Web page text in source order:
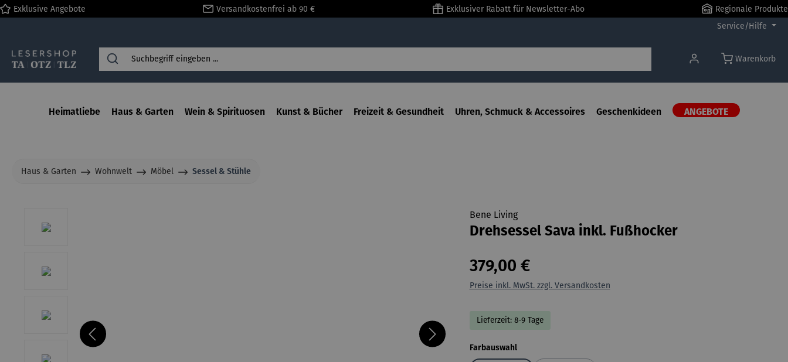
Zur Hauptnavigation springen
Exklusive Angebote Versandkostenfrei ab 90 € Exklusiver Rabatt für Newsletter-Abo
Regionale Produkte
Service/Hilfe
Warenkorb
Heimatliebe Haus & Garten Wein & Spirituosen Kunst & Bücher Freizeit & Gesundheit Uhren, Schmuck & Accessoires Geschenkideen ANGEBOTE
Haus & Garten Wohnwelt Möbel Sessel & Stühle
Bene Living
Drehsessel Sava inkl. Fußhocker
379,00 €
Preise inkl. MwSt. zzgl. Versandkosten
Lieferzeit: 8-9 Tage
Farbauswahlauswählen